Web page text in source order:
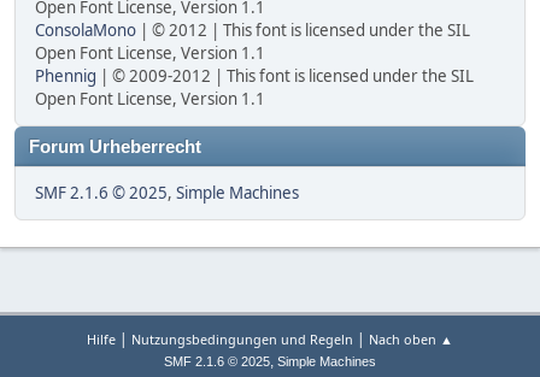
Open Font License, Version 1.1
ConsolaMono | © 2012 | This font is licensed under the SIL
Open Font License, Version 1.1
Phennig | © 2009-2012 | This font is licensed under the SIL
Open Font License, Version 1.1
Forum Urheberrecht
SMF 2.1.6 © 2025, Simple Machines
Hilfe | Nutzungsbedingungen und Regeln | Nach oben ▲
SMF 2.1.6 © 2025, Simple Machines